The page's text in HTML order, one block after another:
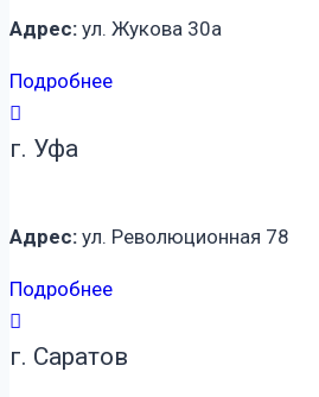
Адрес: ул. Жукова 30а
Подробнее
г. Уфа
Адрес: ул. Революционная 78
Подробнее
г. Саратов